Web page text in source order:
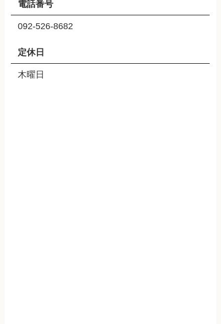
電話番号
092-526-8682
定休日
木曜日